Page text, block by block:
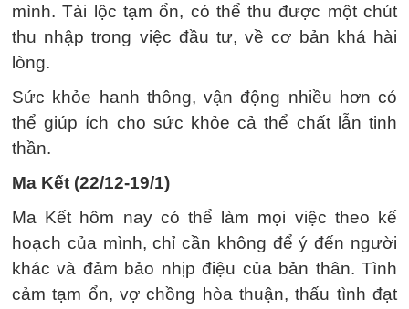
mình. Tài lộc tạm ổn, có thể thu được một chút
thu nhập trong việc đầu tư, về cơ bản khá hài
lòng.
Sức khỏe hanh thông, vận động nhiều hơn có
thể giúp ích cho sức khỏe cả thể chất lẫn tinh
thần.
Ma Kết (22/12-19/1)
Ma Kết hôm nay có thể làm mọi việc theo kế
hoạch của mình, chỉ cần không để ý đến người
khác và đảm bảo nhịp điệu của bản thân. Tình
cảm tạm ổn, vợ chồng hòa thuận, thấu tình đạt